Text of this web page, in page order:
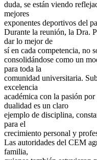
duda, se están viendo
mejores
exponentes deportivos del
Durante la reunión, la Dra.
dar lo mejor de
sí en cada competencia, no
consolidándose como un
para toda la
comunidad universitaria.
excelencia
académica con la pasión
dualidad es un claro
ejemplo de disciplina,
para el
crecimiento personal y
Las autoridades del CEM
familia,